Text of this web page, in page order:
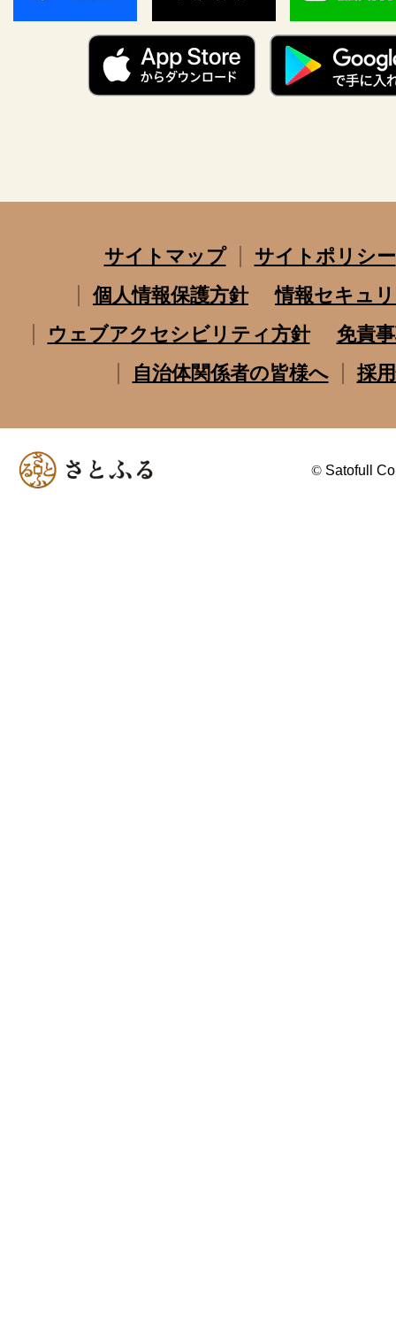
サイトマップ
サイトポリシー
個人情報保護方針
情報セキュ
ウェブアクセシビリティ方針
免責
自治体関係者の皆様へ
採
© Satofull